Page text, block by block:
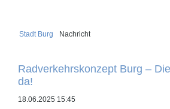
Stadt Burg Nachricht
Radverkehrskonzept Burg –
da!
18.06.2025 15:45